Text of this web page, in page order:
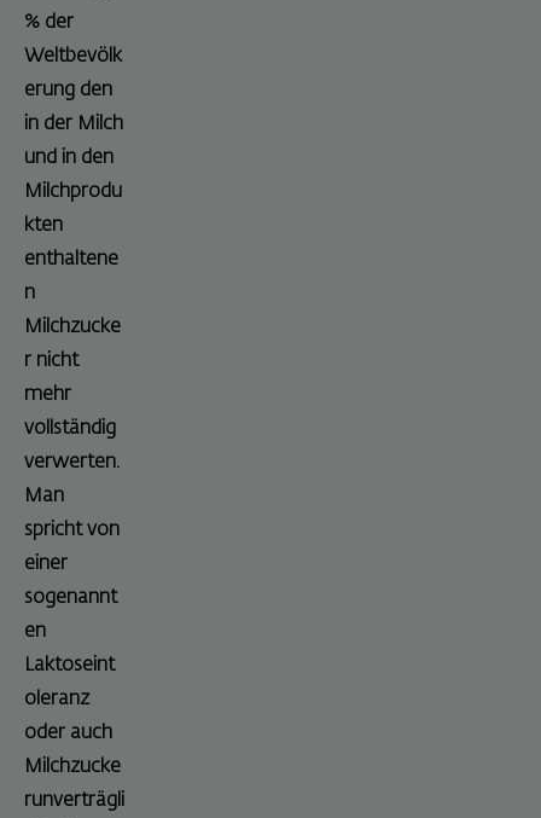
% der
Weltbevölk
erung den
in der Milch
und in den
Milchprodu
kten
enthaltene
n
Milchzucke
r nicht
mehr
vollständig
verwerten.
Man
spricht von
einer
sogenannt
en
Laktoseint
oleranz
oder auch
Milchzucke
runverträgli